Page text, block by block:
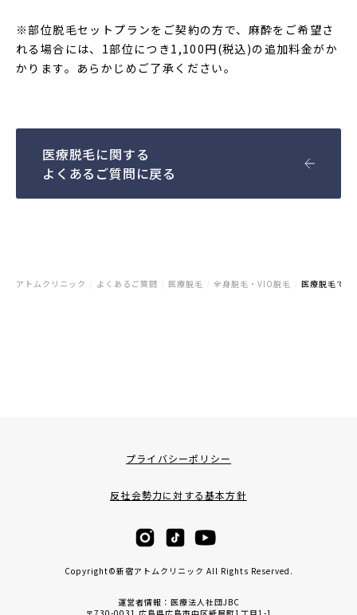
※部位脱毛セットプランをご契約の方で、麻酔をご希望さ
れる場合には、1部位につき1,100円(税込)の追加料金がか
かります。あらかじめご了承ください。
医療脱毛に関する
よくあるご質問に戻る
アトムクリニック よくあるご質問 医療脱毛 全身脱毛・VIO脱毛 医療脱毛では
プライバシーポリシー
反社会勢力に対する基本方針
Copyright©新宿アトムクリニック All Rights Reserved.
運営者情報：医療法人社団JBC